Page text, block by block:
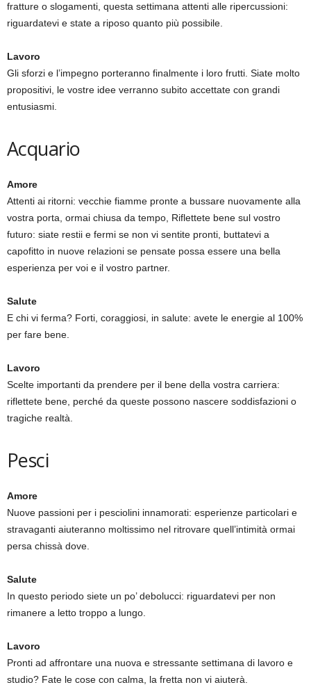
fratture o slogamenti, questa settimana attenti alle ripercussioni:
riguardatevi e state a riposo quanto più possibile.
Lavoro
Gli sforzi e l’impegno porteranno finalmente i loro frutti. Siate molto
propositivi, le vostre idee verranno subito accettate con grandi
entusiasmi.
Acquario
Amore
Attenti ai ritorni: vecchie fiamme pronte a bussare nuovamente alla
vostra porta, ormai chiusa da tempo, Riflettete bene sul vostro
futuro: siate restii e fermi se non vi sentite pronti, buttatevi a
capofitto in nuove relazioni se pensate possa essere una bella
esperienza per voi e il vostro partner.
Salute
E chi vi ferma? Forti, coraggiosi, in salute: avete le energie al 100%
per fare bene.
Lavoro
Scelte importanti da prendere per il bene della vostra carriera:
riflettete bene, perché da queste possono nascere soddisfazioni o
tragiche realtà.
Pesci
Amore
Nuove passioni per i pesciolini innamorati: esperienze particolari e
stravaganti aiuteranno moltissimo nel ritrovare quell’intimità ormai
persa chissà dove.
Salute
In questo periodo siete un po’ debolucci: riguardatevi per non
rimanere a letto troppo a lungo.
Lavoro
Pronti ad affrontare una nuova e stressante settimana di lavoro e
studio? Fate le cose con calma, la fretta non vi aiuterà.